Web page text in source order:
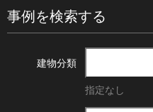
事例を検索する
建物分類
指定なし